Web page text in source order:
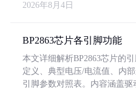
2026年8月4日
BP2863芯片各引脚功能
本文详细解析BP2863芯片的
定义、典型电压/电流值、内
引脚参数对照表。内容涵盖